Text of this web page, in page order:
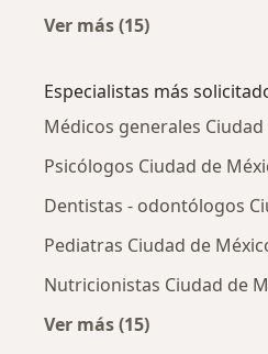
Ver más (15)
Especialistas más
Médicos generales
Psicólogos Ciudad de
Dentistas - odontólogos
Pediatras Ciudad de
Nutricionistas Ciudad de
Ver más (15)